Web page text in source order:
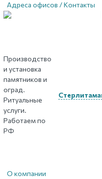
Адреса офисов / Контакты
Производство
и установка
памятников и
оград.
Ритуальные
услуги.
Работаем по
РФ
О компании